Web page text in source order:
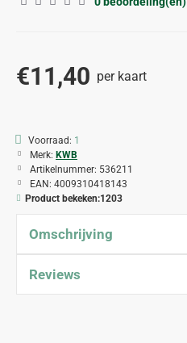
€11,40 per kaart
Voorraad: 1
Merk: KWB
Artikelnummer: 536211
EAN: 4009310418143
Product bekeken:1203
Omschrijving
Reviews